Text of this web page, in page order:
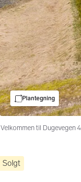
Plantegning
Velkommen til Dugevegen
Solgt